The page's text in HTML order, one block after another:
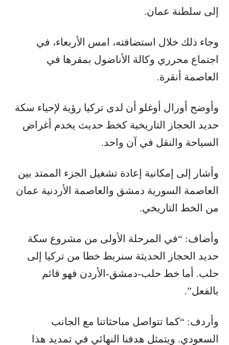
إلى سلطنة عمان.
وجاء ذلك خلال استضافته، امس الأربعاء، في
اجتماع محرري وكالة الأناضول بمقرها في
العاصمة أنقرة.
وأوضح أورال أوغلو أن لدى تركيا رؤية لإحياء سكة
حديد الحجاز التاريخية كخط حديث يخدم أغراض
السياحة والنقل في آن واحد.
وأشار إلى إمكانية إعادة تشغيل الجزء الممتد بين
العاصمة السورية دمشق والعاصمة الأردنية عمان
من الخط التاريخي.
وأضاف: “في المرحلة الأولى من مشروع سكة
حديد الحجاز الحديثة سنربط خطا من تركيا إلى
حلب. أما خط حلب-دمشق-الأردن فهو قائم
بالفعل”.
وأردف: “كما تتواصل مباحثاتنا مع الجانب
السعودي. ويتمثل هدفنا النهائي في تمديد هذا